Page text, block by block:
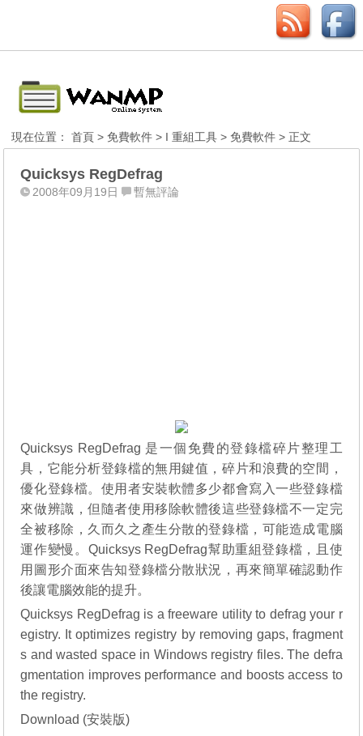
現在位置：首頁 >免費軟件 > I 重組工具 >免費軟件 > 正文
Quicksys RegDefrag
2008年09月19日 暫無評論
Quicksys RegDefrag 是一個免費的登錄檔碎片整理工
具，它能分析登錄檔的無用鍵值，碎片和浪費的空間，
優化登錄檔。使用者安裝軟體多少都會寫入一些登錄檔
來做辨識，但隨者使用移除軟體後這些登錄檔不一定完
全被移除，久而久之產生分散的登錄檔，可能造成電腦
運作變慢。Quicksys RegDefrag幫助重組登錄檔，且使
用圖形介面來告知登錄檔分散狀況，再來簡單確認動作
後讓電腦效能的提升。
Quicksys RegDefrag is a freeware utility to defrag your r
egistry. It optimizes registry by removing gaps, fragment
s and wasted space in Windows registry files. The defra
gmentation improves performance and boosts access to
the registry.
Download (安裝版)